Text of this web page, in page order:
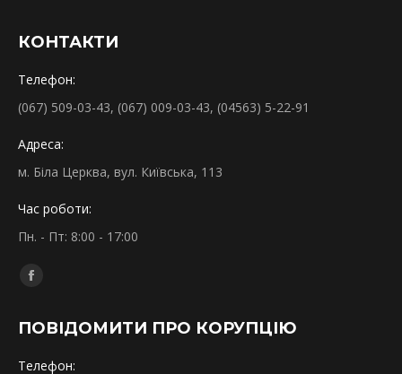
КОНТАКТИ
Телефон:
(067) 509-03-43, (067) 009-03-43, (04563) 5-22-91
Адреса:
м. Біла Церква, вул. Київська, 113
Час роботи:
Пн. - Пт: 8:00 - 17:00
Find us on:
Facebook
opens
ПОВІДОМИТИ ПРО КОРУПЦІЮ
Телефон: